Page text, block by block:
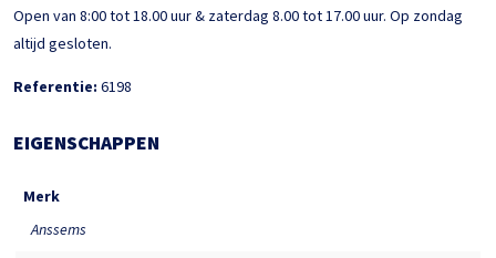
Open van 8:00 tot 18.00 uur & zaterdag 8.00 tot 17.00 uur. Op zondag
altijd gesloten.
Referentie: 6198
EIGENSCHAPPEN
Merk
Anssems